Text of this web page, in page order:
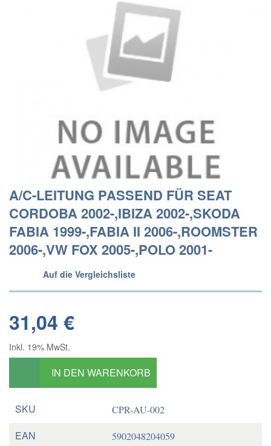
A/C-LEITUNG PASSEND FÜR SEAT
CORDOBA 2002-,IBIZA 2002-,SKODA
FABIA 1999-,FABIA II 2006-,ROOMSTER
2006-,VW FOX 2005-,POLO 2001-
Auf die Vergleichsliste
31,04 €
Inkl. 19% MwSt.
IN DEN WARENKORB
SKU CPR-AU-002
EAN 5902048204059